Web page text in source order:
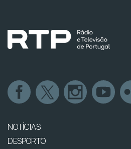
NOTÍCIAS
DESPORTO